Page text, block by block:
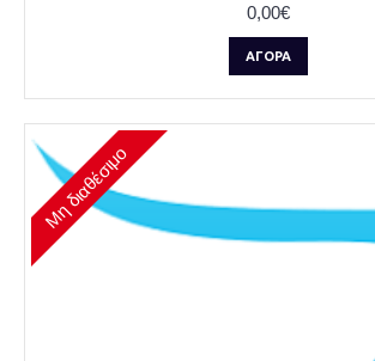
0,00€
ΑΓΟΡΆ
Μη διαθέσιμο